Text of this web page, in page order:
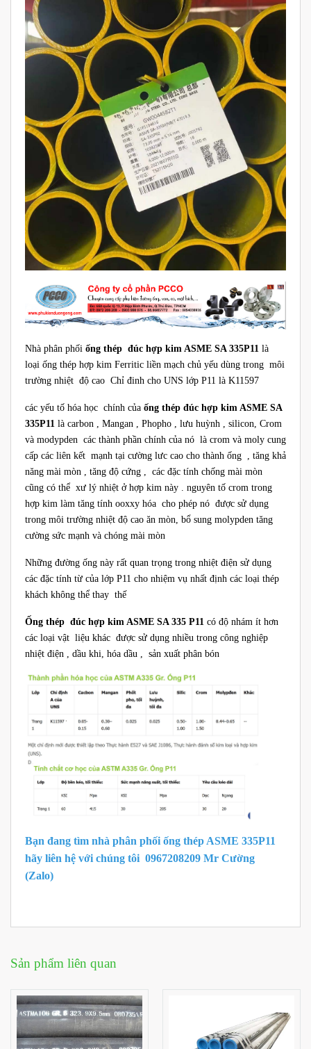
Nhà phân phối ống thép đúc hợp kim ASME SA 335P11 là
loại ống thép hợp kim Ferritic liền mạch chủ yếu dùng trong môi
trường nhiệt độ cao Chỉ đinh cho UNS lớp P11 là K11597
các yếu tố hóa học chính của ống thép đúc hợp kim ASME SA
335P11 là carbon , Mangan , Phopho , lưu huỳnh , silicon, Crom
và modypden các thành phần chính của nó là crom và moly cung
cấp các liên kết mạnh tại cường lưc cao cho thành ống , tăng khả
năng mài mòn , tăng độ cứng , các đặc tính chống mài mòn
cũng có thể xư lý nhiệt ở hợp kim này . nguyên tố crom trong
hợp kim làm tăng tính ooxxy hóa cho phép nó được sử dụng
trong môi trường nhiệt độ cao ăn mòn, bổ sung molypden tăng
cường sức mạnh và chóng mài mòn
Những đường ống này rất quan trọng trong nhiệt điện sử dụng
các đặc tính từ của lớp P11 cho nhiệm vụ nhất định các loại thép
khách không thể thay thế
Ống thép đúc hợp kim ASME SA 335 P11 có độ nhám ít hơn
các loại vật liệu khác được sử dụng nhiều trong công nghiệp
nhiệt điện , dầu khi, hóa dầu , sản xuất phân bón
Bạn đang tìm nhà phân phối ống thép ASME 335P11
hãy liên hệ với chúng tôi 0967208209 Mr Cường
(Zalo)
Sản phẩm liên quan